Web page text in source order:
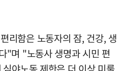
리함은 노동자의 잠, 건강, 생
"며 "노동사 생명과 시민 편